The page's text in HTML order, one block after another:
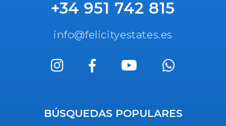
+34 951 742 815
info@felicityestates.es
BÚSQUEDAS POPULARES